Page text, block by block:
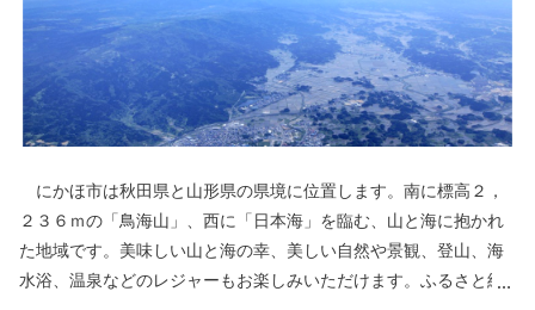
にかほ市は秋田県と山形県の県境に位置します。南に標高２，
２３６ｍの「鳥海山」、西に「日本海」を臨む、山と海に抱かれ
た地域です。美味しい山と海の幸、美しい自然や景観、登山、海
水浴、温泉などのレジャーもお楽しみいただけます。ふるさと納